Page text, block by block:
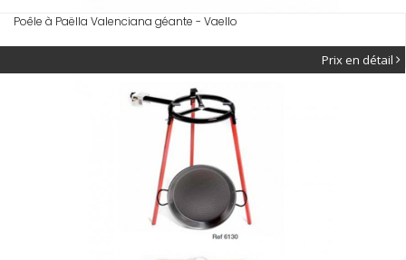
Poêle à Paëlla Valenciana géante - Vaello
Prix en détail